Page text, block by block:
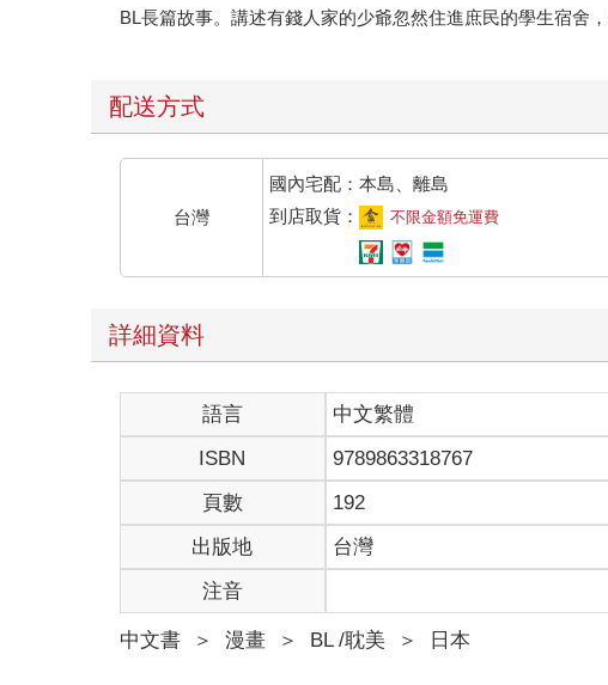
BL長篇故事。講述有錢人家的少爺忽然住進庶民的學生宿舍
配送方式
台灣
國內宅配：本島、離島
到店取貨：
不限金額免運費
詳細資料
語言 中文繁體
ISBN
9789863318767
頁數
192
出版地
台灣
注音
中文書 ＞ 漫畫 ＞ BL /耽美 ＞ 日本